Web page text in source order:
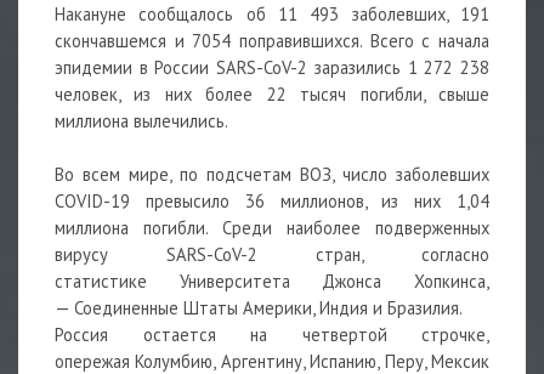
Накануне сообщалось об 11 493 заболевших, 191
скончавшемся и 7054 поправившихся. Всего с начала
эпидемии в России SARS-CoV-2 заразились 1 272 238
человек, из них более 22 тысяч погибли, свыше
миллиона вылечились.
Во всем мире, по подсчетам ВОЗ, число заболевших
COVID-19 превысило 36 миллионов, из них 1,04
миллиона погибли. Среди наиболее подверженных
вирусу SARS-CoV-2 стран, согласно
статистике Университета Джонса Хопкинса,
— Соединенные Штаты Америки, Индия и Бразилия.
Россия остается на четвертой строчке,
опережая Колумбию, Аргентину, Испанию, Перу, Мексик